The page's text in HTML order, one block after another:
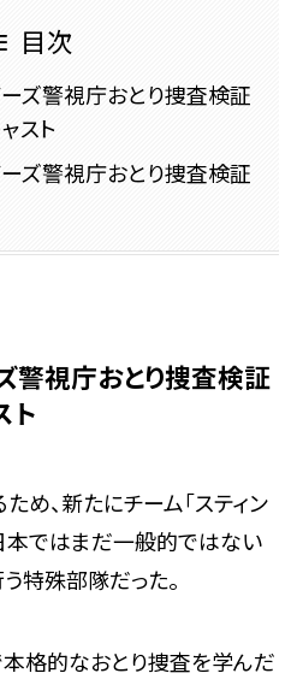
目次
ーズ警視庁おとり捜査検証
スト
ーズ警視庁おとり捜査検証
警視庁おとり捜査検証
ト
め、新たにチーム「スティン
本ではまだ一般的ではない
特殊部隊だった。
格的なおとり捜査を学んだ